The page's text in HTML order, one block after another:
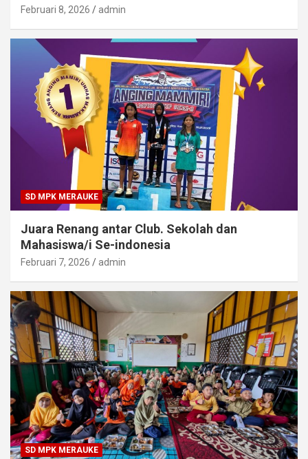
Februari 8, 2026 admin
SD MPK MERAUKE
Juara Renang antar Club. Sekolah dan
Mahasiswa/i Se-indonesia
Februari 7, 2026 admin
SD MPK MERAUKE